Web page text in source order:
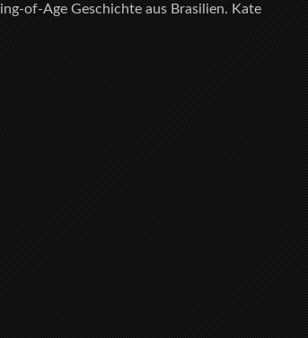
of-Age Geschichte aus Brasilien. Kate